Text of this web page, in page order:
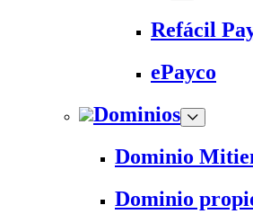
Refácil
ePayco
Dominios
Dominio
Dominio